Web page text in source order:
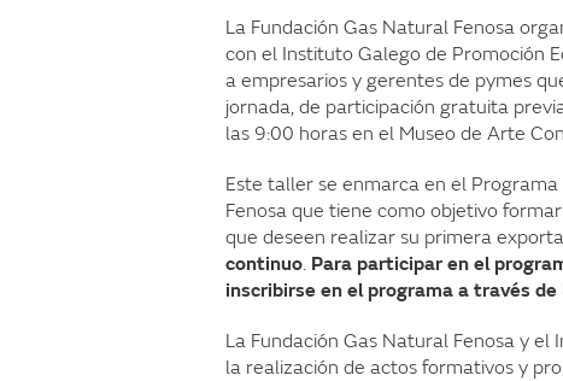
La Fundación Gas Natural Fenosa
con el Instituto Galego de Promoción
a empresarios y gerentes de pymes
jornada, de participación gratuita
las 9:00 horas en el Museo de Arte
Este taller se enmarca en el
Fenosa que tiene como objetivo
que deseen realizar su primera
continuo. Para participar en el
inscribirse en el programa a través de
La Fundación Gas Natural Fenosa y
la realización de actos formativos y